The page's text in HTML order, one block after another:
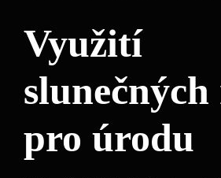
Využití
pro úrodu